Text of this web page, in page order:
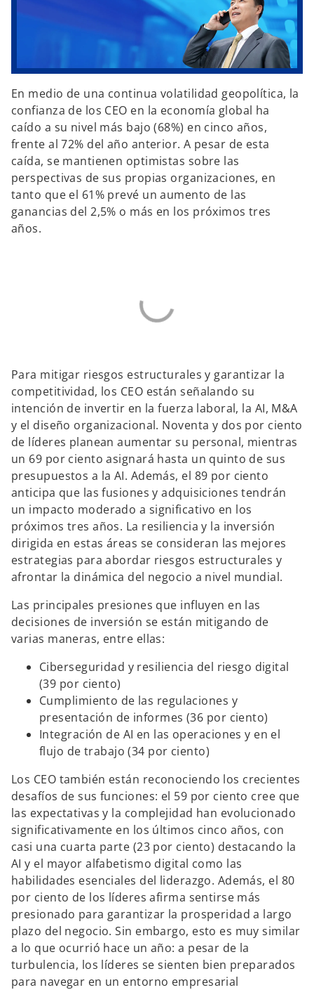
En medio de una continua volatilidad geopolítica, la
confianza de los CEO en la economía global ha
caído a su nivel más bajo (68%) en cinco años,
frente al 72% del año anterior. A pesar de esta
caída, se mantienen optimistas sobre las
perspectivas de sus propias organizaciones, en
tanto que el 61% prevé un aumento de las
ganancias del 2,5% o más en los próximos tres
años.
Para mitigar riesgos estructurales y garantizar la
competitividad, los CEO están señalando su
intención de invertir en la fuerza laboral, la AI, M&A
y el diseño organizacional. Noventa y dos por ciento
de líderes planean aumentar su personal, mientras
un 69 por ciento asignará hasta un quinto de sus
presupuestos a la AI. Además, el 89 por ciento
anticipa que las fusiones y adquisiciones tendrán
un impacto moderado a significativo en los
próximos tres años. La resiliencia y la inversión
dirigida en estas áreas se consideran las mejores
estrategias para abordar riesgos estructurales y
afrontar la dinámica del negocio a nivel mundial.
Las principales presiones que influyen en las
decisiones de inversión se están mitigando de
varias maneras, entre ellas:
Ciberseguridad y resiliencia del riesgo digital
(39 por ciento)
Cumplimiento de las regulaciones y
presentación de informes (36 por ciento)
Integración de AI en las operaciones y en el
flujo de trabajo (34 por ciento)
Los CEO también están reconociendo los crecientes
desafíos de sus funciones: el 59 por ciento cree que
las expectativas y la complejidad han evolucionado
significativamente en los últimos cinco años, con
casi una cuarta parte (23 por ciento) destacando la
AI y el mayor alfabetismo digital como las
habilidades esenciales del liderazgo. Además, el 80
por ciento de los líderes afirma sentirse más
presionado para garantizar la prosperidad a largo
plazo del negocio. Sin embargo, esto es muy similar
a lo que ocurrió hace un año: a pesar de la
turbulencia, los líderes se sienten bien preparados
para navegar en un entorno empresarial